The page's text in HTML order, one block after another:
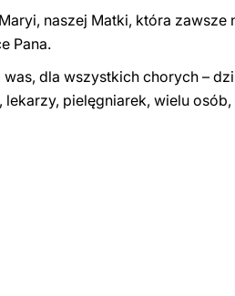
naszej Matki, która zawsze
Pana.
dla wszystkich chorych –
pielęgniarek, wielu